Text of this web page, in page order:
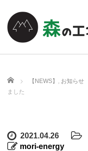
ホーム 【NEWS】 , お知らせ
ました
2021.04.26
mori-energy